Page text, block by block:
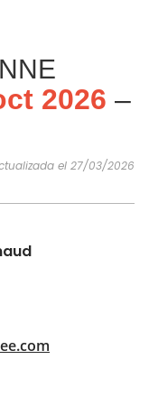
2026 –
el 27/03/2026